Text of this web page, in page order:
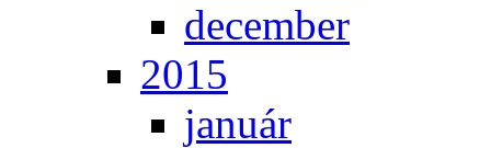
de­cem­ber
2015
ja­nu­ár